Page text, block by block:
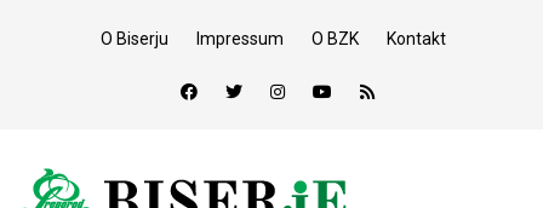
O Biserju Impressum O BZK Kontakt